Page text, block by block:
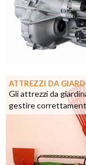
ATTREZZI DA
Gli attrezzi da
gestire